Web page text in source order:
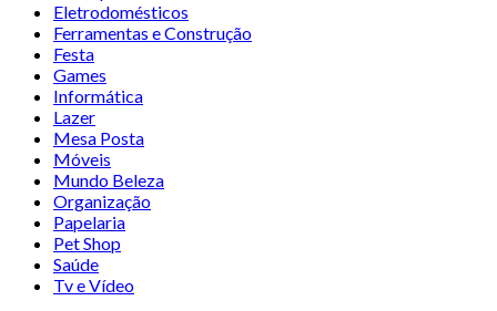
Eletrodomésticos
Ferramentas e Construção
Festa
Games
Informática
Lazer
Mesa Posta
Móveis
Mundo Beleza
Organização
Papelaria
Pet Shop
Saúde
Tv e Vídeo